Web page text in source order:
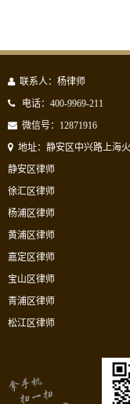
联系人：杨律师
电话：400-9969-211
微信号：12871916
地址：静安区中兴路上海
静安区律师
徐汇区律师
杨浦区律师
黄浦区律师
嘉定区律师
宝山区律师
青浦区律师
松江区律师